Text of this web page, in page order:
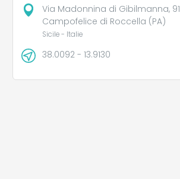
Via Madonnina di Gibilmanna, 91
Campofelice di Roccella (PA)
Sicile - Italie
38.0092 - 13.9130